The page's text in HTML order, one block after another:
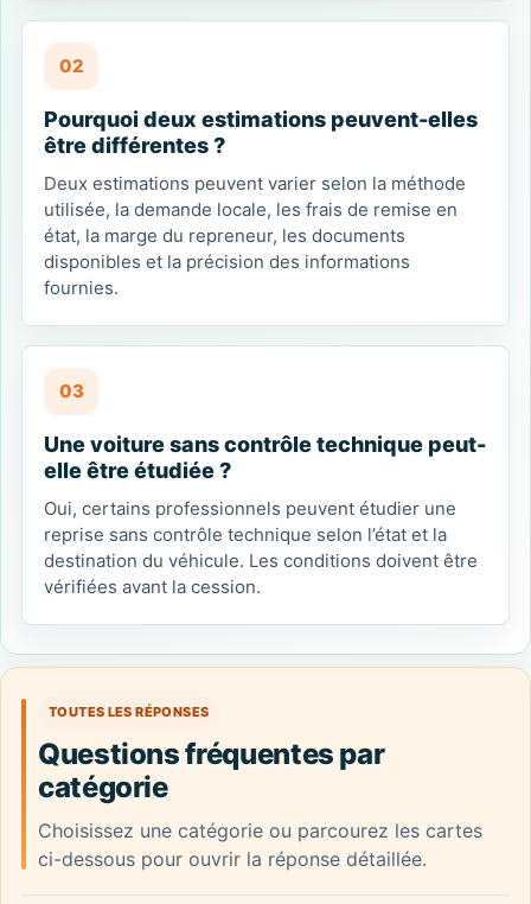
02
Pourquoi deux estimations peuvent-elles
être différentes ?
Deux estimations peuvent varier selon la méthode
utilisée, la demande locale, les frais de remise en
état, la marge du repreneur, les documents
disponibles et la précision des informations
fournies.
03
Une voiture sans contrôle technique peut-
elle être étudiée ?
Oui, certains professionnels peuvent étudier une
reprise sans contrôle technique selon l’état et la
destination du véhicule. Les conditions doivent être
vérifiées avant la cession.
TOUTES LES RÉPONSES
Questions fréquentes par
catégorie
Choisissez une catégorie ou parcourez les cartes
ci-dessous pour ouvrir la réponse détaillée.